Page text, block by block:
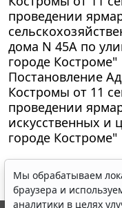
проведении
дома N 45А по
городе Костроме"
Постановление
Костромы от 11
проведении
искусственных и
городе Костроме"
Мы обрабатываем
браузера и
аналитики в целях